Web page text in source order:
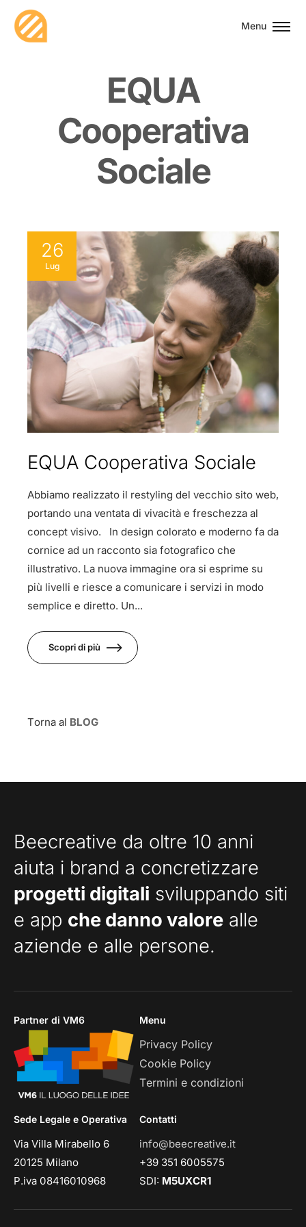
Menu
EQUA
Cooperativa
Sociale
26
Lug
EQUA Cooperativa Sociale
Abbiamo realizzato il restyling del vecchio sito web,
portando una ventata di vivacità e freschezza al
concept visivo. In design colorato e moderno fa da
cornice ad un racconto sia fotografico che
illustrativo. La nuova immagine ora si esprime su
più livelli e riesce a comunicare i servizi in modo
semplice e diretto. Un...
Scopri di più
Torna al BLOG
Beecreative da oltre 10 anni
aiuta i brand a concretizzare
progetti digitali sviluppando siti
e app che danno valore alle
aziende e alle persone.
Partner di VM6 Menu
Privacy Policy
Cookie Policy
Termini e condizioni
Sede Legale e Operativa
Via Villa Mirabello 6
20125 Milano
P.iva 08416010968
Contatti
info@beecreative.it
+39 351 6005575
SDI: M5UXCR1